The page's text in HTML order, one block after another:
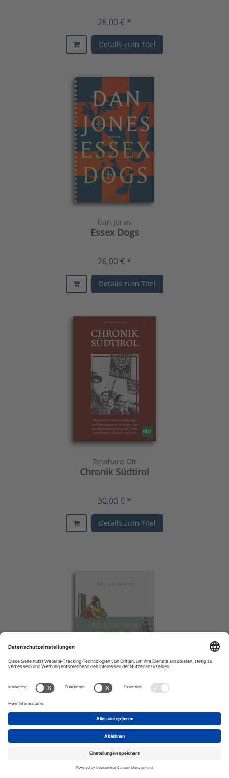
26,00 € *
Details zum Titel
Dan Jones
Essex Dogs
26,00 € *
Details zum Titel
Reinhard Olt
Chronik Südtirol
30,00 € *
Details zum Titel
Kai Lehmann
Hexen vor Gericht!
28,00 € *